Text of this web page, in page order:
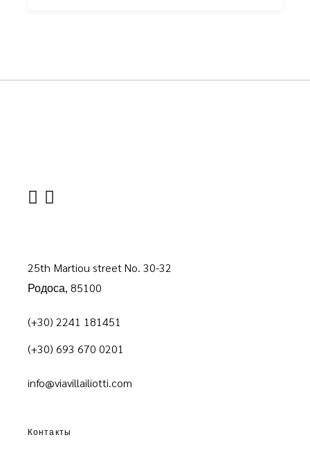
25th Martiou street No. 30-32
Родоса, 85100
(+30) 2241 181451
(+30) 693 670 0201
info@viavillailiotti.com
Контакты